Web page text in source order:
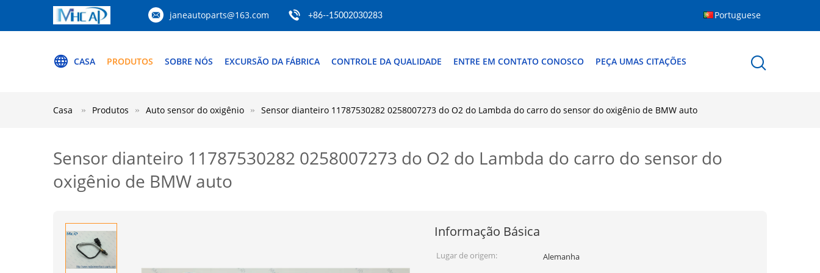
janeautoparts@163.com +86--15002030283 Portuguese
CASA PRODUTOS SOBRE NÓS EXCURSÃO DA FÁBRICA CONTROLE DA QUALIDADE ENTRE EM CONTATO CONOSCO PEÇA UMAS CITAÇÕES
Casa Produtos Auto sensor do oxigênio Sensor dianteiro 11787530282 0258007273 do O2 do Lambda do carro do sensor do oxigênio de BMW auto
Sensor dianteiro 11787530282 0258007273 do O2 do Lambda do carro do sensor do
oxigênio de BMW auto
Informação Básica
Lugar de origem:
Alemanha